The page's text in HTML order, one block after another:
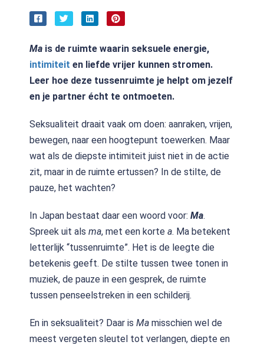
Ma is de ruimte waarin seksuele energie,
intimiteit en liefde vrijer kunnen stromen.
Leer hoe deze tussenruimte je helpt om jezelf
en je partner écht te ontmoeten.
Seksualiteit draait vaak om doen: aanraken, vrijen,
bewegen, naar een hoogtepunt toewerken. Maar
wat als de diepste intimiteit juist niet in de actie
zit, maar in de ruimte ertussen? In de stilte, de
pauze, het wachten?
In Japan bestaat daar een woord voor: Ma.
Spreek uit als ma, met een korte a. Ma betekent
letterlijk “tussenruimte”. Het is de leegte die
betekenis geeft. De stilte tussen twee tonen in
muziek, de pauze in een gesprek, de ruimte
tussen penseelstreken in een schilderij.
En in seksualiteit? Daar is Ma misschien wel de
meest vergeten sleutel tot verlangen, diepte en